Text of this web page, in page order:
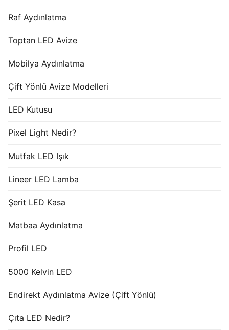
Raf Aydınlatma
Toptan LED Avize
Mobilya Aydınlatma
Çift Yönlü Avize Modelleri
LED Kutusu
Pixel Light Nedir?
Mutfak LED Işık
Lineer LED Lamba
Şerit LED Kasa
Matbaa Aydınlatma
Profil LED
5000 Kelvin LED
Endirekt Aydınlatma Avize (Çift Yönlü)
Çıta LED Nedir?